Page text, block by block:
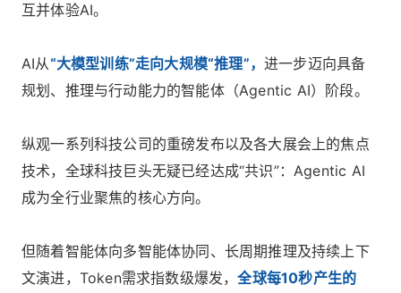
互并体验AI。
AI从“大模型训练”走向大规模“推理”，进一步迈向具备
规划、推理与行动能力的智能体（Agentic AI）阶段。
纵观一系列科技公司的重磅发布以及各大展会上的焦点
技术，全球科技巨头无疑已经达成“共识”：Agentic AI
成为全行业聚焦的核心方向。
但随着智能体向多智能体协同、长周期推理及持续上下
文演进，Token需求指数级爆发，全球每10秒产生的